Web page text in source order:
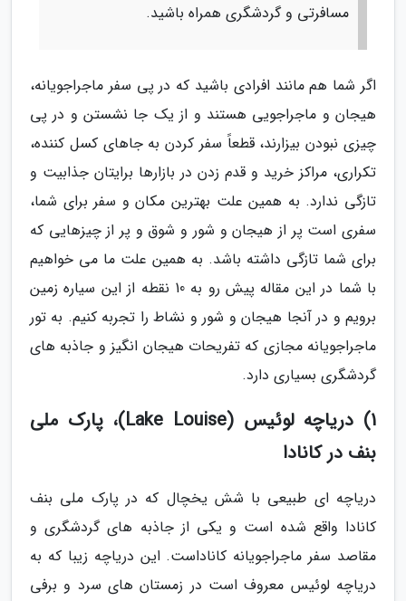
مسافرتی و گردشگری همراه باشید.
اگر شما هم مانند افرادی باشید که در پی سفر ماجراجویانه،
هیجان و ماجراجویی هستند و از یک جا نشستن و در پی
چیزی نبودن بیزارند، قطعاً سفر کردن به جاهای کسل کننده،
تکراری، مراکز خرید و قدم زدن در بازارها برایتان جذابیت و
تازگی ندارد. به همین علت بهترین مکان و سفر برای شما،
سفری است پر از هیجان و شور و شوق و پر از چیزهایی که
برای شما تازگی داشته باشد. به همین علت ما می خواهیم
با شما در این مقاله پیش رو به 10 نقطه از این سیاره زمین
برویم و در آنجا هیجان و شور و نشاط را تجربه کنیم. به تور
ماجراجویانه مجازی که تفریحات هیجان انگیز و جاذبه های
گردشگری بسیاری دارد.
1) دریاچه لوئیس (Lake Louise)، پارک ملی
بنف در کانادا
دریاچه ای طبیعی با شش یخچال که در پارک ملی بنف
کانادا واقع شده است و یکی از جاذبه های گردشگری و
مقاصد سفر ماجراجویانه کاناداست. این دریاچه زیبا که به
دریاچه لوئیس معروف است در زمستان های سرد و برفی